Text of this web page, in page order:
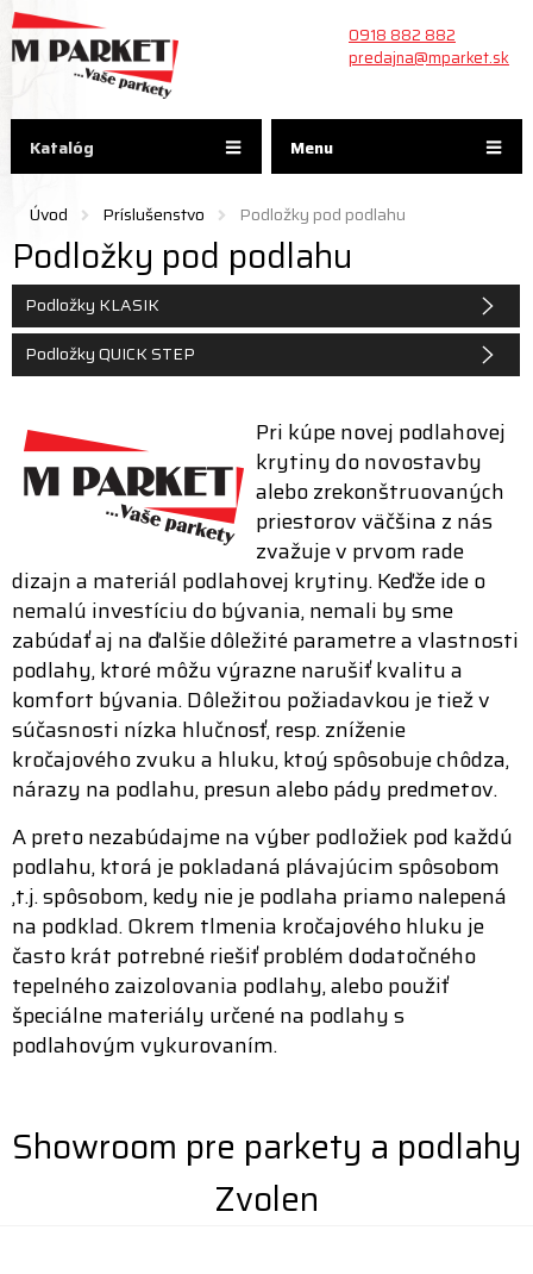
Menu
0918 882 882
predajna@mparket.sk
Úvod Príslušenstvo Podložky pod podlahu
Podložky pod podlahu
Podložky KLASIK
Podložky QUICK STEP
Pri kúpe novej podlahovej
krytiny do novostavby
alebo zrekonštruovaných
priestorov väčšina z nás
zvažuje v prvom rade
dizajn a materiál podlahovej krytiny. Keďže ide o
nemalú investíciu do bývania, nemali by sme
zabúdať aj na ďalšie dôležité parametre a vlastnosti
podlahy, ktoré môžu výrazne narušiť kvalitu a
komfort bývania. Dôležitou požiadavkou je tiež v
súčasnosti nízka hlučnosť, resp. zníženie
kročajového zvuku a hluku, ktoý spôsobuje chôdza,
nárazy na podlahu, presun alebo pády predmetov.
A preto nezabúdajme na výber podložiek pod každú
podlahu, ktorá je pokladaná plávajúcim spôsobom
,t.j. spôsobom, kedy nie je podlaha priamo nalepená
na podklad. Okrem tlmenia kročajového hluku je
často krát potrebné riešiť problém dodatočného
tepelného zaizolovania podlahy, alebo použiť
špeciálne materiály určené na podlahy s
podlahovým vykurovaním.
Katalóg
Showroom pre parkety a podlahy
Zvolen